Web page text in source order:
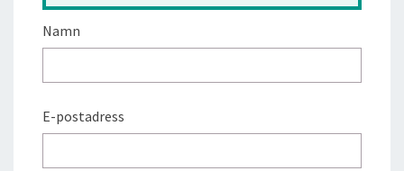
Namn
E-postadress